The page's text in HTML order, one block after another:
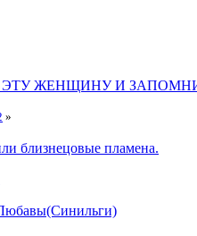
ЖЕНЩИНУ И
»
близнецовые пламена.